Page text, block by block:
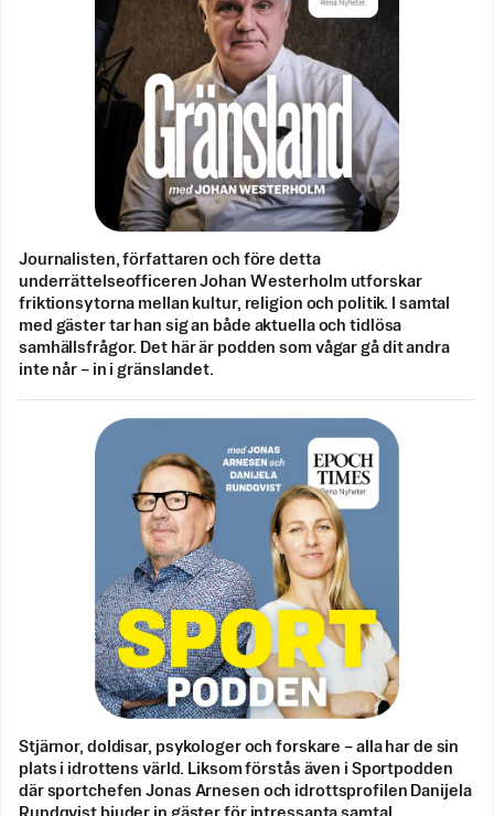
Journalisten, författaren och före detta
underrättelseofficeren Johan Westerholm utforskar
friktionsytorna mellan kultur, religion och politik. I samtal
med gäster tar han sig an både aktuella och tidlösa
samhällsfrågor. Det här är podden som vågar gå dit andra
inte når – in i gränslandet.
Stjärnor, doldisar, psykologer och forskare – alla har de sin
plats i idrottens värld. Liksom förstås även i Sportpodden
där sportchefen Jonas Arnesen och idrottsprofilen Danijela